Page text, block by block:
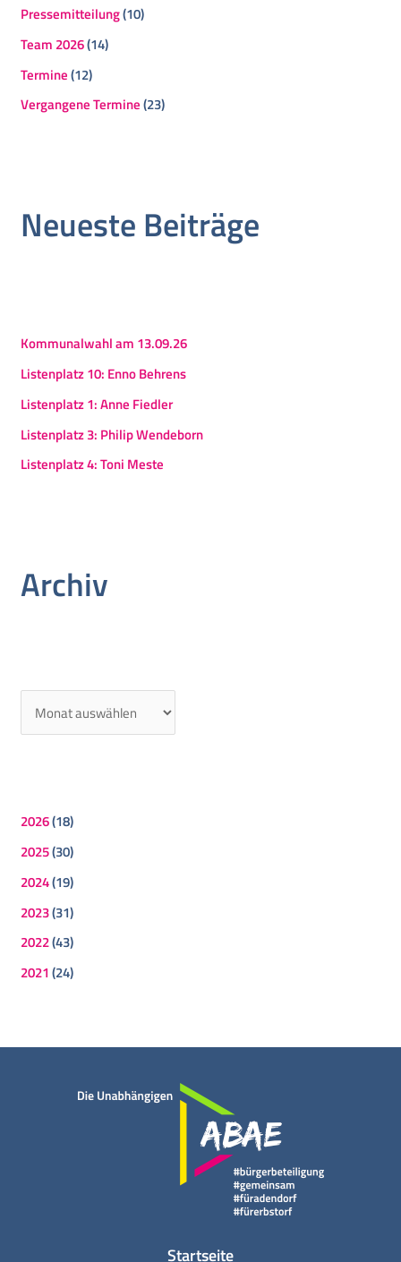
Pressemitteilung(10)
Team 2026(14)
Termine(12)
Vergangene Termine(23)
Neueste Beiträge
Kommunalwahl am 13.09.26
Listenplatz 10: Enno Behrens
Listenplatz 1: Anne Fiedler
Listenplatz 3: Philip Wendeborn
Listenplatz 4: Toni Meste
Archiv
2026(18)
2025(30)
2024(19)
2023(31)
2022(43)
2021 (24)
Startseite